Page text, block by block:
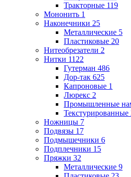
Тракторные 119
Мононить 1
Наконечники 25
Металлические 5
Пластиковые 20
Нитеобрезатели 2
Нитки 1122
Гутерман 486
Дор-так 625
Капроновые 1
Люрекс 2
Промышленные
Текстурированные
Ножницы 7
Подвязы 17
Подмышечники 6
Подплечники 15
Пряжки 32
Металлические 9